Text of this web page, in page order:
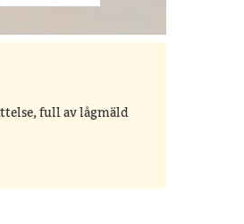
full av lågmäld